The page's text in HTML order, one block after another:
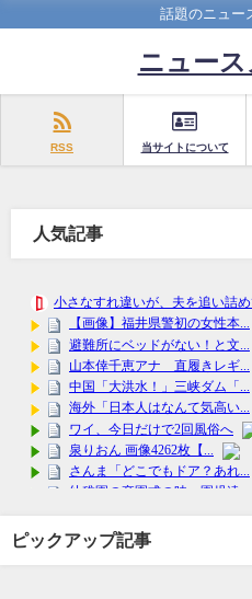
話題のニュー
ニュー
RSS 当サイトについて
人気記事
ピックアップ記事